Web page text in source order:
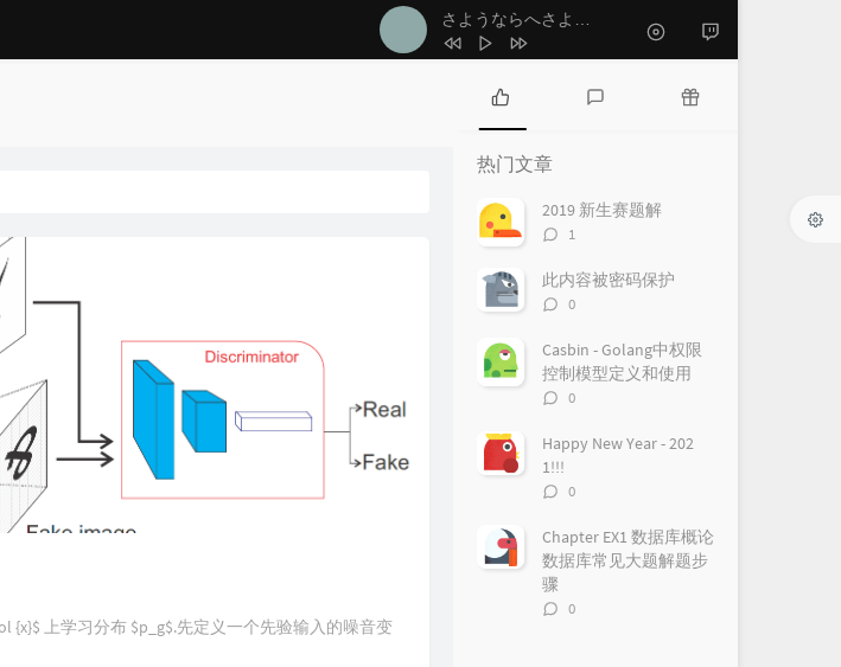
- μ's
僕たちはひとつの光 μ's
2人きりになっちゃってよ
Hanon / Kotoha
エンヴィーベイビー
CBNEL / 日野森志歩 / 小豆沢こはね / 草薙
寧々 / 東雲絵名 / 鏡音レン
サマータイムゴースト
水曜日のカンパネラ
{x}$ 上学习分布 $p_g$.先定义一个先验输入的噪音变
热
门
文
章
论
热门文章
2019 新生赛题解
评
数：
1
此内容被密码保护
评
数：
0
Casbin - Golang中权限
控制模型定义和使用
评
数：
0
Happy New Year - 202
1!!!
评
数：
0
Chapter EX1 数据库概论
数据库常见大题解题步
骤
评
0